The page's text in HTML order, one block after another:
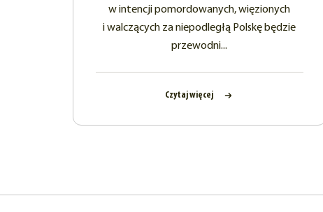
w intencji pomordowanych, więzionych
i walczących za niepodległą Polskę będzie
przewodni...
Czytaj więcej